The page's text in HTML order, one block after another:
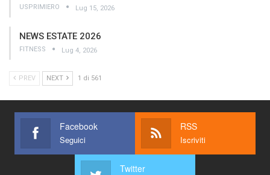
USPRIMIERO Lug 15, 2026
NEWS ESTATE 2026
FITNESS Lug 4, 2026
PREV NEXT 1 di 561
Facebook
Seguici
RSS
Iscriviti
Twitter